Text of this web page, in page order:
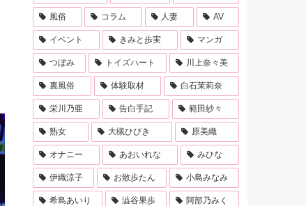
風俗 コラム 人妻 AV
イベント きみと歩実 マンガ
つぼみ トイズハート 川上奈々美
裏風俗 体験取材 白石茉莉奈
栄川乃亜 告白手記 範田紗々
熟女 大槻ひびき 原美織
オナニー あおいれな みひな
伊織涼子 お散歩たん 小島みなみ
希島あいり 澁谷果歩 阿部乃みく